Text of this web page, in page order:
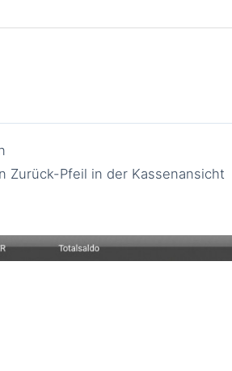
Zurück-Pfeil in der Kassenansicht